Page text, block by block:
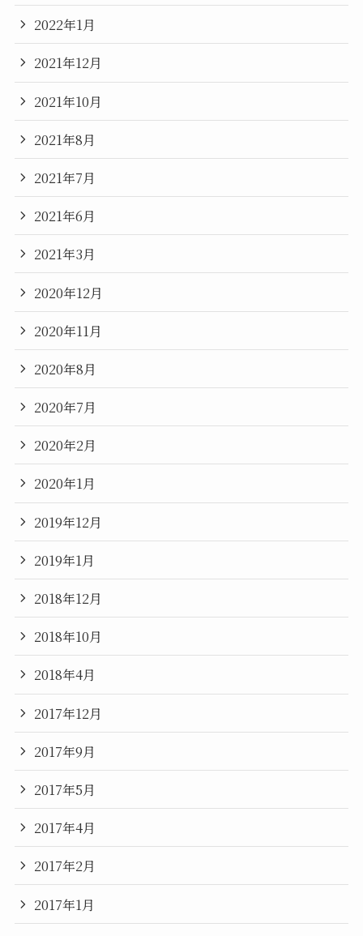
2022年1月
2021年12月
2021年10月
2021年8月
2021年7月
2021年6月
2021年3月
2020年12月
2020年11月
2020年8月
2020年7月
2020年2月
2020年1月
2019年12月
2019年1月
2018年12月
2018年10月
2018年4月
2017年12月
2017年9月
2017年5月
2017年4月
2017年2月
2017年1月